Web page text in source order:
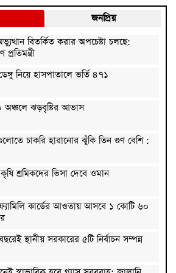
জনপ্রিয়
বিতর্কিত করার অপচেষ্টা চলছে:
নিয়ে হাসপাতালে ভর্তি ৪৭১
অঞ্চলে ঝড়বৃষ্টির আভাস
চাকরি হারানোর ঝুঁকি তিন গুণ বেশি :
কৃষি শ্রমিকদের ভিসা দেবে ওমান
কার্ডের আওতায় আসবে ১ কোটি ৬০
স্থানীয় সরকারের ৫টি নির্বাচন সম্পন্ন